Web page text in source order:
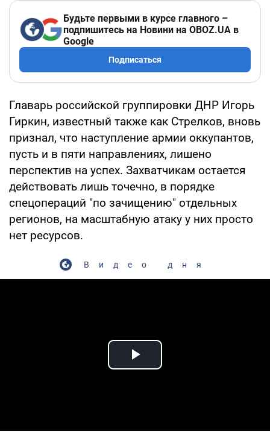
Будьте первыми в курсе главного –
подпишитесь на Новини на OBOZ.UA в
Google
Подписаться
Главарь российской группировки ДНР Игорь
Гиркин, известный также как Стрелков, вновь
признал, что наступление армии оккупантов,
пусть и в пяти направлениях, лишено
перспектив на успех. Захватчикам остается
действовать лишь точечно, в порядке
спецопераций "по зачищению" отдельных
регионов, на масштабную атаку у них просто
нет ресурсов.
Видео дня
Play Video